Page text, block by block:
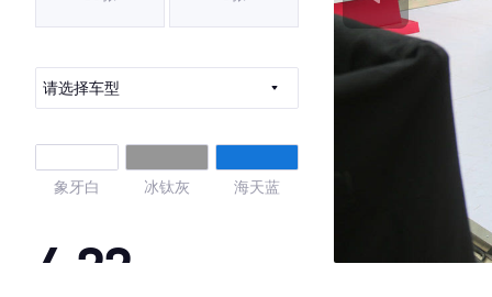
请选择车型
象牙白 冰钛灰 海天蓝
4.22